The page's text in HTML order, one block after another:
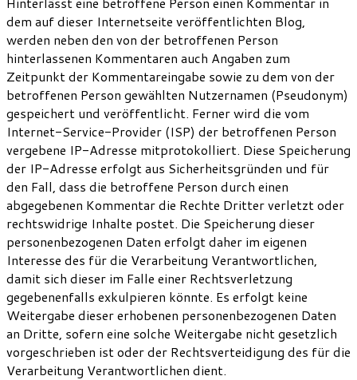
dem auf dieser Internetseite veröffentlichten Blog,
werden neben den von der betroffenen Person
hinterlassenen Kommentaren auch Angaben zum
Zeitpunkt der Kommentareingabe sowie zu dem von der
betroffenen Person gewählten Nutzernamen (Pseudonym)
gespeichert und veröffentlicht. Ferner wird die vom
Internet-Service-Provider (ISP) der betroffenen Person
vergebene IP-Adresse mitprotokolliert. Diese Speicherung
der IP-Adresse erfolgt aus Sicherheitsgründen und für
den Fall, dass die betroffene Person durch einen
abgegebenen Kommentar die Rechte Dritter verletzt oder
rechtswidrige Inhalte postet. Die Speicherung dieser
personenbezogenen Daten erfolgt daher im eigenen
Interesse des für die Verarbeitung Verantwortlichen,
damit sich dieser im Falle einer Rechtsverletzung
gegebenenfalls exkulpieren könnte. Es erfolgt keine
Weitergabe dieser erhobenen personenbezogenen Daten
an Dritte, sofern eine solche Weitergabe nicht gesetzlich
vorgeschrieben ist oder der Rechtsverteidigung des für die
Verarbeitung Verantwortlichen dient.